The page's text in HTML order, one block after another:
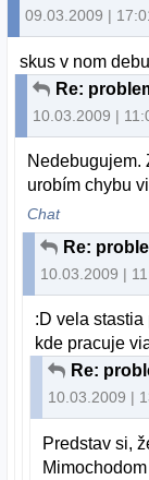
09.03.2009 |
skus v nom
Re:
10.03.2009 |
Nedebugujem.
urobím chybu
Chat
Re:
10.03.2009 |
:D vela
kde pracuje
Re:
10.03.2009 |
Predstav si,